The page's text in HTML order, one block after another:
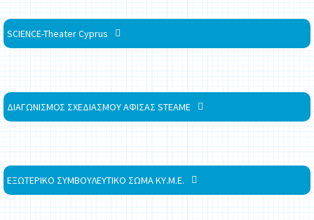
SCIENCE-Theater Cyprus
ΔΙΑΓΩΝΙΣΜΟΣ ΣΧΕΔΙΑΣΜΟΥ ΑΦΙΣΑΣ STEAME
ΕΞΩΤΕΡΙΚΟ ΣΥΜΒΟΥΛΕΥΤΙΚΟ ΣΩΜΑ ΚΥ.Μ.Ε.